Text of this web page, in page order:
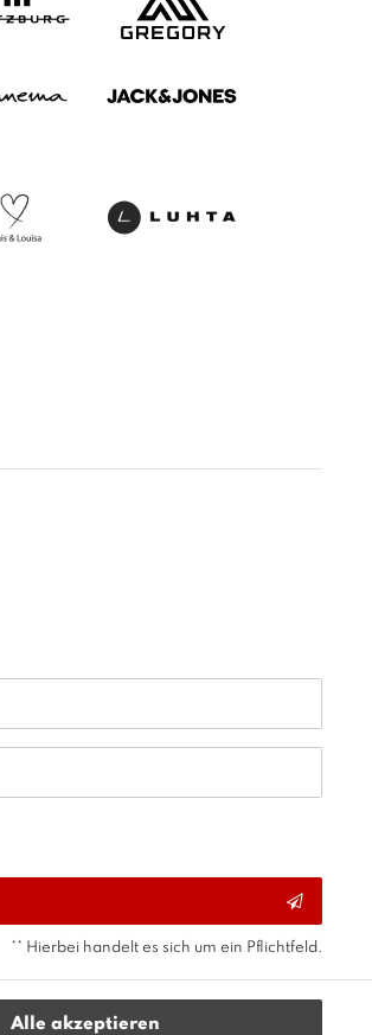
Alle akzeptieren